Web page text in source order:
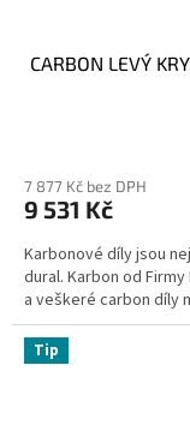
CARBON LEVÝ
7 877 Kč bez DPH
9 531 Kč
Karbonové díly jsou
dural. Karbon od
a veškeré carbon díly
Tip